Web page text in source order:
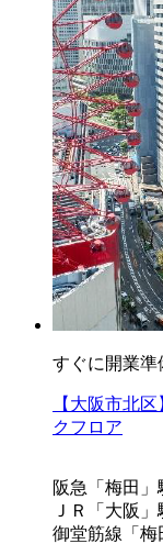
すぐに開業準
【大阪市北
クフロア
阪急「梅田
ＪＲ「大阪
御堂筋線「